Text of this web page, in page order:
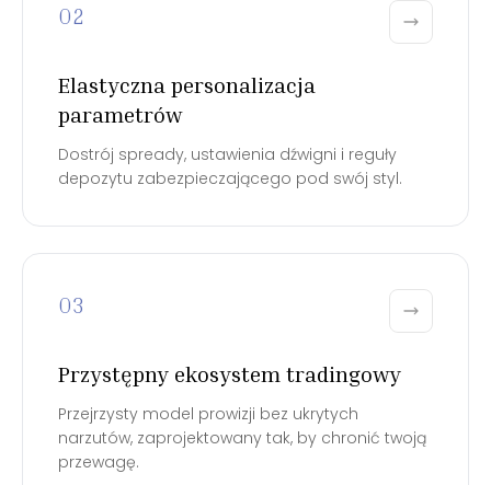
02
Elastyczna personalizacja
parametrów
Dostrój spready, ustawienia dźwigni i reguły
depozytu zabezpieczającego pod swój styl.
03
Przystępny ekosystem tradingowy
Przejrzysty model prowizji bez ukrytych
narzutów, zaprojektowany tak, by chronić twoją
przewagę.